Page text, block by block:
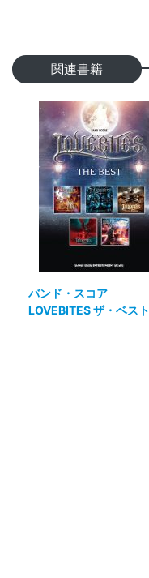
関連書籍
バンド・スコア
LOVEBITES ザ・ベスト